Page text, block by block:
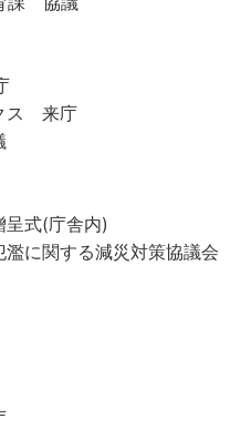
ス 来庁
式(庁舎内)
に関する減災対策協議会